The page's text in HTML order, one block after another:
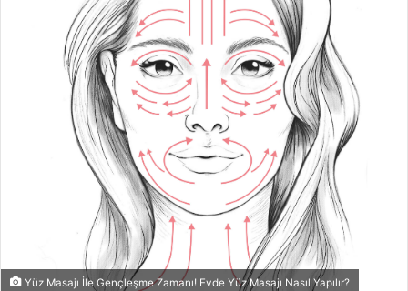
Yüz Masajı İle Gençleşme Zamanı! Evde Yüz Masajı Nasıl Yapılır?